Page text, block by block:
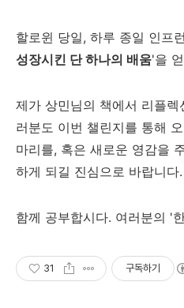
할로윈 당일, 하루 종일 인프
성장시킨 단 하나의 배움'을
제가 상민님의 책에서 리플
러분도 이번 챌린지를 통해
마리를, 혹은 새로운 영감을
하게 되길 진심으로 바랍니다.
함께 공부합시다. 여러분의 '
31 구독하기